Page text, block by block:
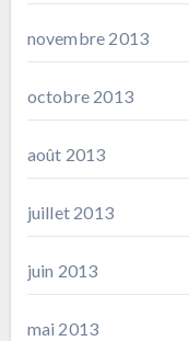
novembre 2013
octobre 2013
août 2013
juillet 2013
juin 2013
mai 2013